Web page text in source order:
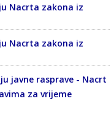
Nacrta zakona iz
Nacrta zakona iz
javne rasprave - Nacrt
za vrijeme